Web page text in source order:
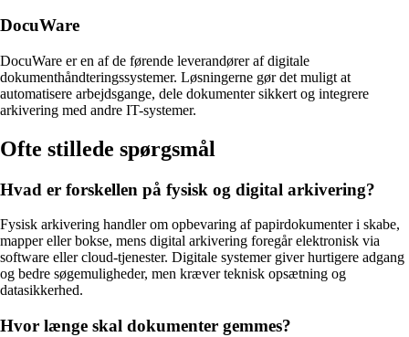
DocuWare
DocuWare er en af de førende leverandører af digitale
dokumenthåndteringssystemer. Løsningerne gør det muligt at
automatisere arbejdsgange, dele dokumenter sikkert og integrere
arkivering med andre IT-systemer.
Ofte stillede spørgsmål
Hvad er forskellen på fysisk og digital arkivering?
Fysisk arkivering handler om opbevaring af papirdokumenter i skabe,
mapper eller bokse, mens digital arkivering foregår elektronisk via
software eller cloud-tjenester. Digitale systemer giver hurtigere adgang
og bedre søgemuligheder, men kræver teknisk opsætning og
datasikkerhed.
Hvor længe skal dokumenter gemmes?